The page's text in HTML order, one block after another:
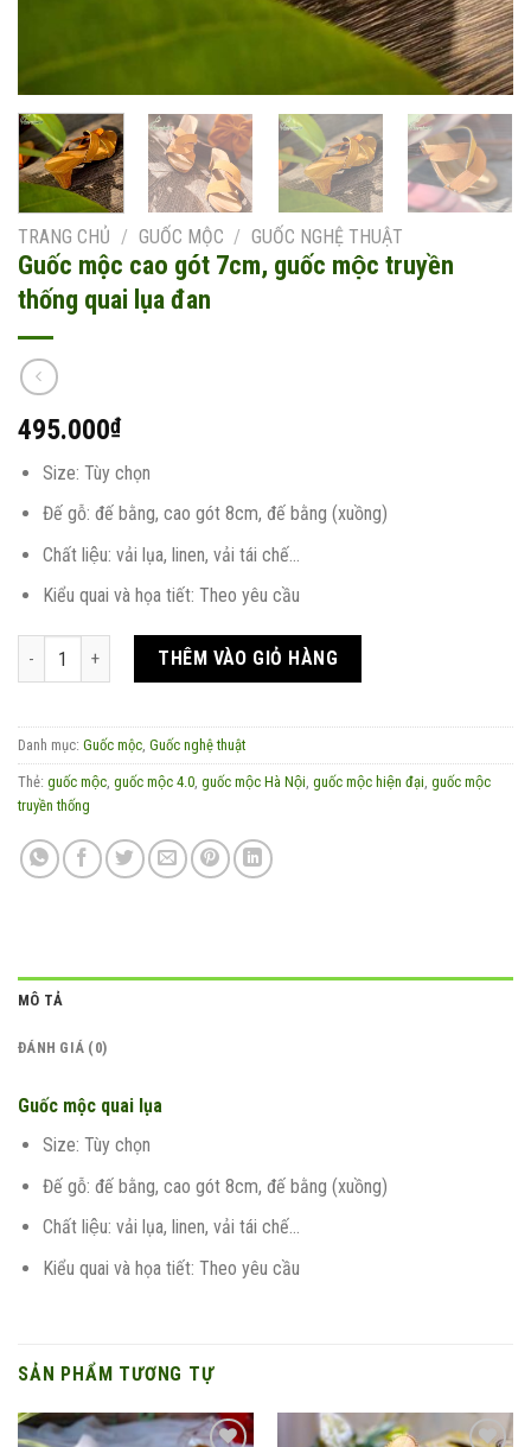
TRANG CHỦ / GUỐC MỘC / GUỐC NGHỆ THUẬT
Guốc mộc cao gót 7cm, guốc mộc truyền
thống quai lụa đan
495.000₫
Size: Tùy chọn
Đế gỗ: đế bằng, cao gót 8cm, đế bằng (xuồng)
Chất liệu: vải lụa, linen, vải tái chế…
Kiểu quai và họa tiết: Theo yêu cầu
Guốc mộc cao gót 7cm, guốc mộc truyền thống quai lụa đan số lượng
THÊM VÀO GIỎ HÀNG
Danh mục: Guốc mộc, Guốc nghệ thuật
Thẻ: guốc mộc, guốc mộc 4.0, guốc mộc Hà Nội, guốc mộc hiện đại, guốc mộc
truyền thống
MÔ TẢ
ĐÁNH GIÁ (0)
Guốc mộc quai lụa
Size: Tùy chọn
Đế gỗ: đế bằng, cao gót 8cm, đế bằng (xuồng)
Chất liệu: vải lụa, linen, vải tái chế…
Kiểu quai và họa tiết: Theo yêu cầu
SẢN PHẨM TƯƠNG TỰ